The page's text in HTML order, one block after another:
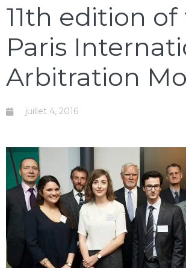
11th edition
Paris
Arbitration
juillet 4, 2016